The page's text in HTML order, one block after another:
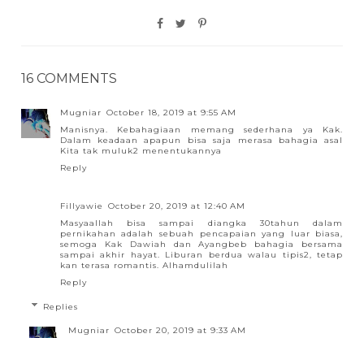
16 COMMENTS
Mugniar October 18, 2019 at 9:55 AM
Manisnya. Kebahagiaan memang sederhana ya Kak.
Dalam keadaan apapun bisa saja merasa bahagia asal
Kita tak muluk2 menentukannya
Reply
Fillyawie
October 20, 2019 at 12:40 AM
Masyaallah bisa sampai diangka 30tahun dalam
pernikahan adalah sebuah pencapaian yang luar biasa,
semoga Kak Dawiah dan Ayangbeb bahagia bersama
sampai akhir hayat. Liburan berdua walau tipis2, tetap
kan terasa romantis. Alhamdulilah
Reply
Replies
Mugniar October 20, 2019 at 9:33 AM